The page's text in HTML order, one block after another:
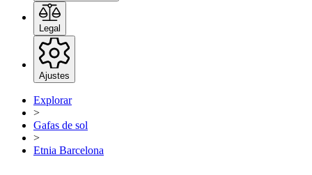
Legal
Ajustes
Explorar
>
Gafas de sol
>
Etnia Barcelona